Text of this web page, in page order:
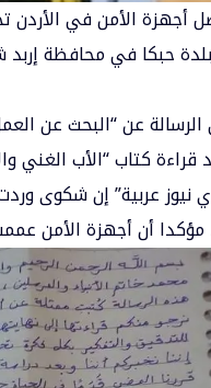
أجهزة الأمن في
حبكا في محافظة إربد
عن “البحث عن
كتاب “الأب الغني
عربية” إن شكوى وردت
أن أجهزة الأمن